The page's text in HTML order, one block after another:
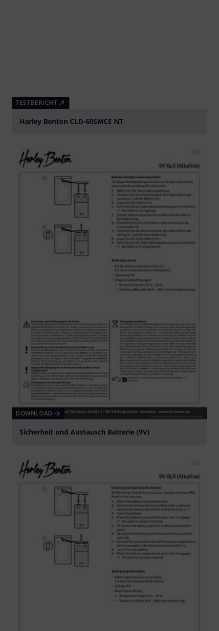
TESTBERICHT
Harley Benton CLD-60SMCE NT
DOWNLOAD
Sicherheit und Austausch Batterie (9V)